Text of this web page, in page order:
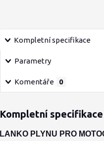
Kompletní specifikace
Parametry
Komentáře 0
Kompletní specifikace
LANKO PLYNU PRO